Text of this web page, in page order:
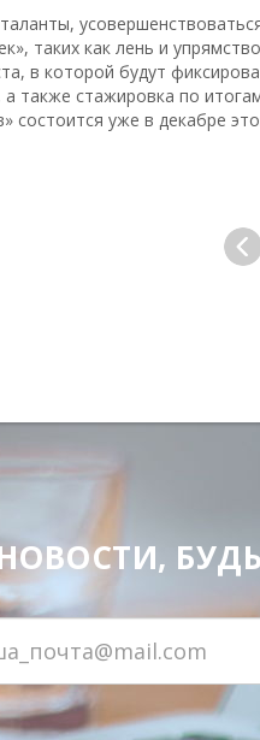
таких как лень и
в которой будут
также стажировка по
состоится уже в декабре
БУДЬ